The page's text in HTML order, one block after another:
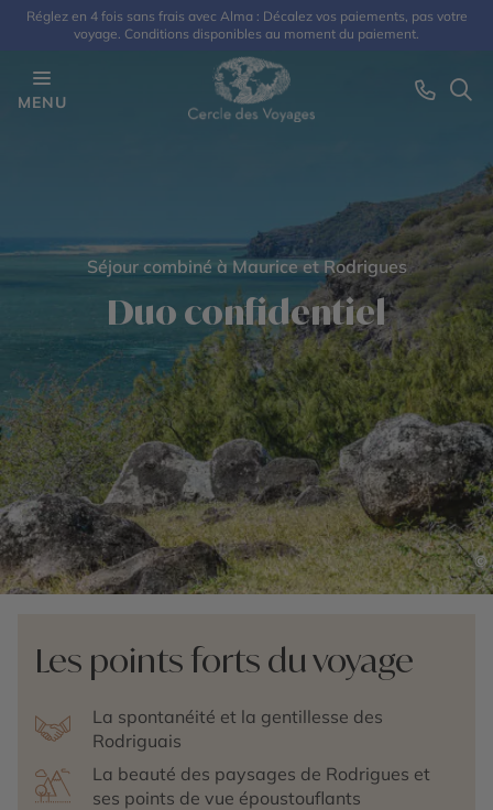
Réglez en 4 fois sans frais avec Alma : Décalez vos paiements, pas votre
voyage. Conditions disponibles au moment du paiement.
MENU
Séjour combiné à Maurice et Rodrigues
Duo confidentiel
©
Les points forts du voyage
La spontanéité et la gentillesse des
Rodriguais
La beauté des paysages de Rodrigues et
ses points de vue époustouflants